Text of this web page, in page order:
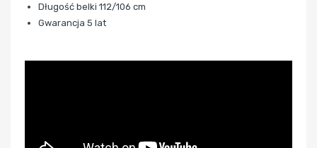
Długość belki 112/106 cm
Gwarancja 5 lat